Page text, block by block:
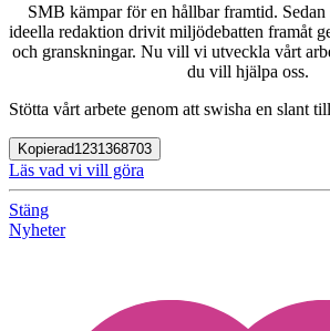
SMB kämpar för en hållbar framtid. Sedan
ideella redaktion drivit miljödebatten framåt
och granskningar. Nu vill vi utveckla vårt
du vill hjälpa oss.
Stötta vårt arbete genom att swisha en slant till
Kopierad1231368703
Läs vad vi vill göra
Stäng
Nyheter